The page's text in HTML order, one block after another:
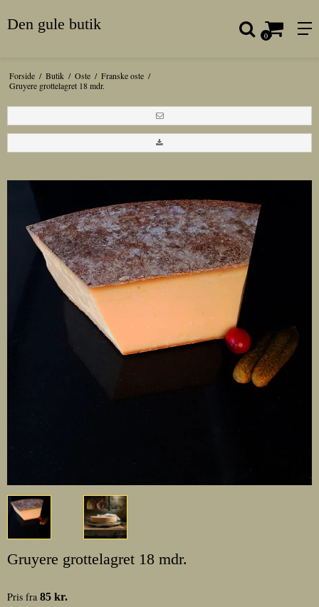
Den gule butik
0
Forside / Butik / Oste / Franske oste /
Gruyere grottelagret 18 mdr.
Gruyere grottelagret 18 mdr.
Pris fra 85 kr.